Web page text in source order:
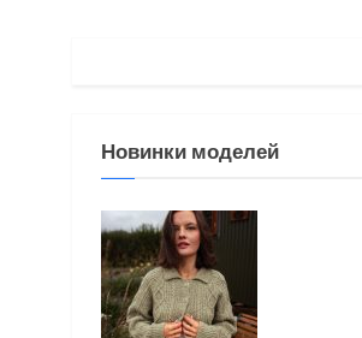
а
и
с
ь
:
Новинки моделей